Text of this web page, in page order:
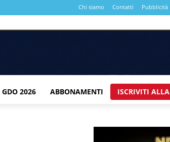
Chi siamo Contatti Pubblicità
GDO 2026 ABBONAMENTI ISCRIVITI